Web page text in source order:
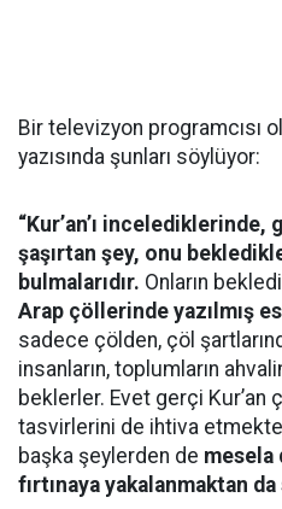
Bir televizyon programcısı
yazısında şunları söylüyor:
“Kur’an’ı
şaşırtan şey, onu
bulmalarıdır. Onların
Arap çöllerinde yazılmış
sadece çölden, çöl
insanların, toplumların
beklerler. Evet gerçi Kur’an
tasvirlerini de ihtiva
başka şeylerden de mesela
fırtınaya yakalanmaktan